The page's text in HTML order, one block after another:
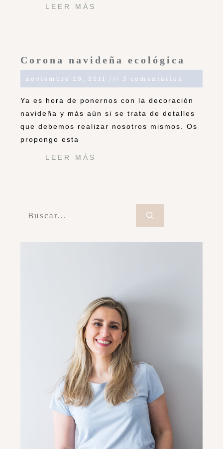
LEER MÁS
Corona navideña ecológica
noviembre 29, 2011 3 comentarios
Ya es hora de ponernos con la decoración
navideña y más aún si se trata de detalles
que debemos realizar nosotros mismos. Os
propongo esta
LEER MÁS